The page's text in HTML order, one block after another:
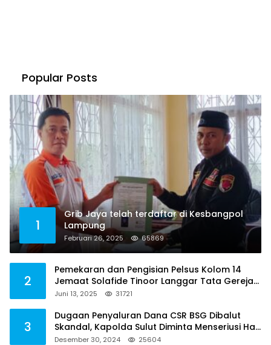
Popular Posts
1
Grib Jaya telah terdaftar di Kesbangpol
Lampung
Februari 26, 2025 65869
2
Pemekaran dan Pengisian Pelsus Kolom 14
Jemaat Solafide Tinoor Langgar Tata Gereja
2021, Toreh : Ini Perbuatan Melawan Hukum
Juni 13, 2025 31721
3
Dugaan Penyaluran Dana CSR BSG Dibalut
Skandal, Kapolda Sulut Diminta Menseriusi Hal
ini
Desember 30, 2024 25604